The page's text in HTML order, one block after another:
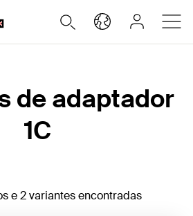
de adaptador
1C
e 2 variantes encontradas